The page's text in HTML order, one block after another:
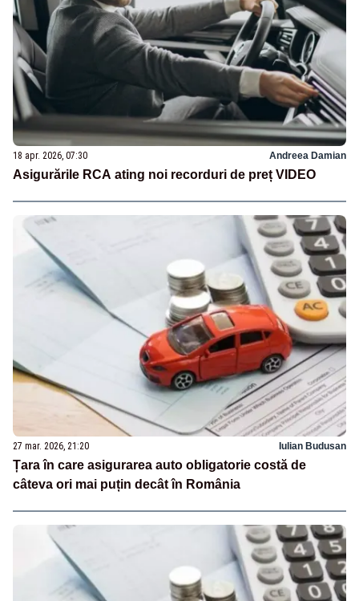
18 apr. 2026, 07:30 Andreea Damian
Asigurările RCA ating noi recorduri de preț VIDEO
27 mar. 2026, 21:20 Iulian Budusan
Țara în care asigurarea auto obligatorie costă de
câteva ori mai puțin decât în România